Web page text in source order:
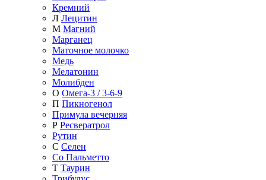
Кремний
Л Лецитин
М Магний
Марганец
Маточное молочко
Медь
Мелатонин
Молибден
О Омега-3 / 3-6-9
П Пикногенол
Примула вечерняя
Р Ресвератрол
Рутин
С Селен
Со Пальметто
Т Таурин